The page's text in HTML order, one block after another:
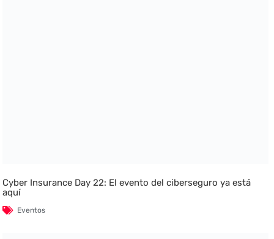
Cyber Insurance Day 22: El evento del ciberseguro ya está
aquí
Eventos